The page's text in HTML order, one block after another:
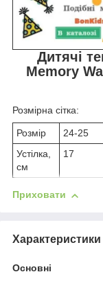
Дитячі
Memory
Розмірна сітка:
Розмір 24-25
Устілка,
см
17
Приховати
Характеристики
Основні